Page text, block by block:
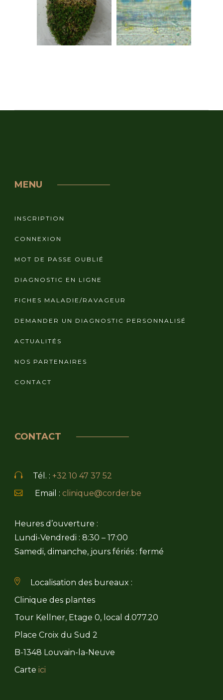
MENU
INSCRIPTION
CONNEXION
MOT DE PASSE OUBLIÉ
DIAGNOSTIC EN LIGNE
FICHES MALADIE/RAVAGEUR
DEMANDER UN DIAGNOSTIC PERSONNALISÉ
ACTUALITÉS
NOS PARTENAIRES
CONTACT
CONTACT
Tél. : +32 10 47 37 52
Email : clinique@corder.be
Heures d’ouverture :
Lundi-Vendredi : 8:30 – 17:00
Samedi, dimanche, jours fériés : fermé
Localisation des bureaux :
Clinique des plantes
Tour Kellner, Etage 0, local d.077.20
Place Croix du Sud 2
B-1348 Louvain-la-Neuve
Carte ici